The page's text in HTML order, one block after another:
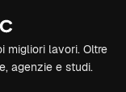
migliori lavori. Oltre
agenzie e studi.